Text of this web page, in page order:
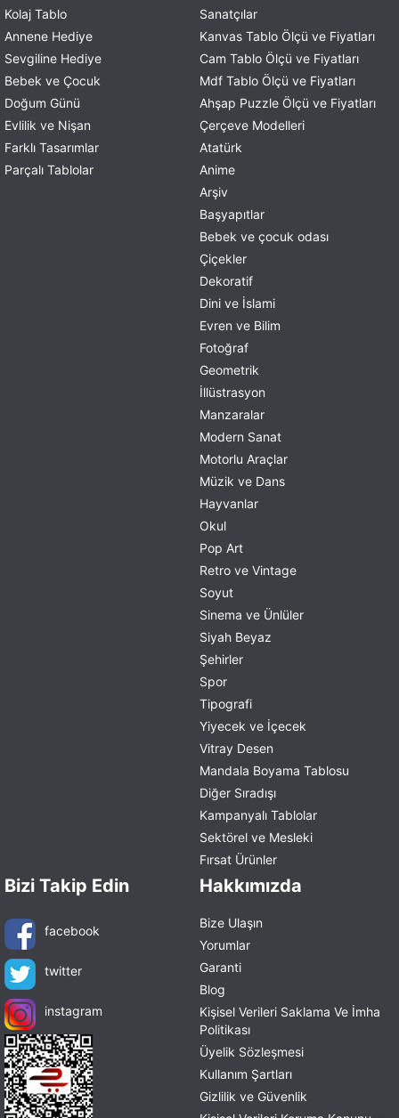
Kolaj Tablo
Annene Hediye
Sevgiline Hediye
Bebek ve Çocuk
Doğum Günü
Evlilik ve Nişan
Farklı Tasarımlar
Parçalı Tablolar
Sanatçılar
Kanvas Tablo Ölçü ve Fiyatları
Cam Tablo Ölçü ve Fiyatları
Mdf Tablo Ölçü ve Fiyatları
Ahşap Puzzle Ölçü ve Fiyatları
Çerçeve Modelleri
Atatürk
Anime
Arşiv
Başyapıtlar
Bebek ve çocuk odası
Çiçekler
Dekoratif
Dini ve İslami
Evren ve Bilim
Fotoğraf
Geometrik
İllüstrasyon
Manzaralar
Modern Sanat
Motorlu Araçlar
Müzik ve Dans
Hayvanlar
Okul
Pop Art
Retro ve Vintage
Soyut
Sinema ve Ünlüler
Siyah Beyaz
Şehirler
Spor
Tipografi
Yiyecek ve İçecek
Vitray Desen
Mandala Boyama Tablosu
Diğer Sıradışı
Kampanyalı Tablolar
Sektörel ve Mesleki
Fırsat Ürünler
Bizi Takip Edin
facebook
twitter
instagram
Hakkımızda
Bize Ulaşın
Yorumlar
Garanti
Blog
Kişisel Verileri Saklama Ve İmha
Politikası
Üyelik Sözleşmesi
Kullanım Şartları
Gizlilik ve Güvenlik